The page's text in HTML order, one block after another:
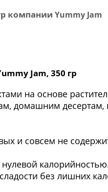
компании Yummy Jam
Jam, 350 гр
на основе
домашним
и совсем не
нулевой
без лишних